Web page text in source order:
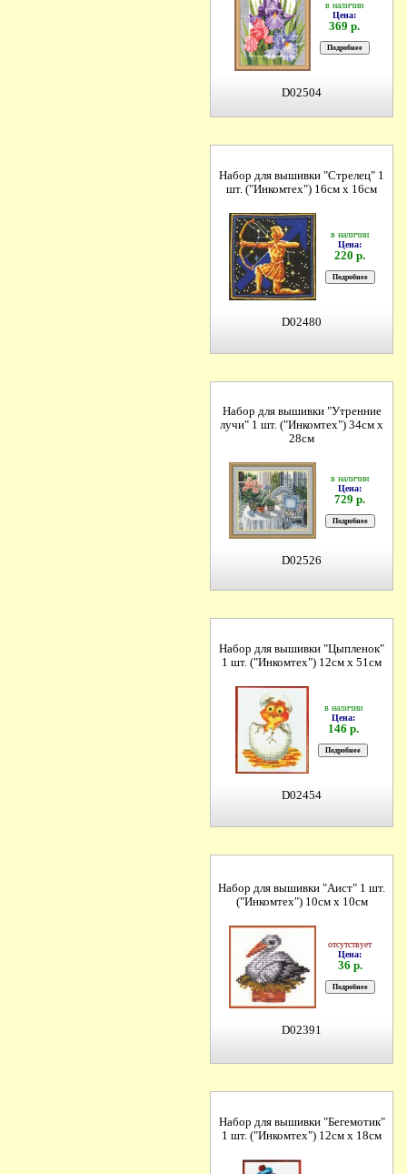
в наличии
Цена:
369 р.
D02504
Набор для вышивки "Стрелец" 1
шт. ("Инкомтех") 16см х 16см
в наличии
Цена:
220 р.
D02480
Набор для вышивки "Утренние
лучи" 1 шт. ("Инкомтех") 34см х
28см
в наличии
Цена:
729 р.
D02526
Набор для вышивки "Цыпленок"
1 шт. ("Инкомтех") 12см х 51см
в наличии
Цена:
146 р.
D02454
Набор для вышивки "Аист" 1 шт.
("Инкомтех") 10см х 10см
отсутствует
Цена:
36 р.
D02391
Набор для вышивки "Бегемотик"
1 шт. ("Инкомтех") 12см х 18см